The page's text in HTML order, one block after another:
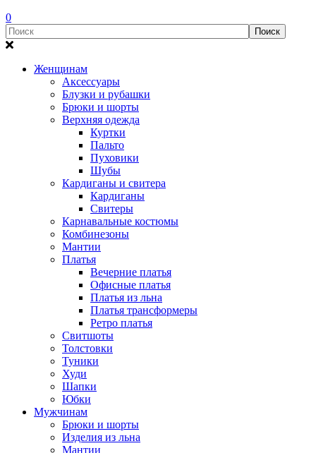
0
Женщинам
Аксессуары
Блузки и рубашки
Брюки и шорты
Верхняя одежда
Куртки
Пальто
Пуховики
Шубы
Кардиганы и свитера
Кардиганы
Свитеры
Карнавальные костюмы
Комбинезоны
Мантии
Платья
Вечерние платья
Офисные платья
Платья из льна
Платья трансформеры
Ретро платья
Свитшоты
Толстовки
Туники
Худи
Шапки
Юбки
Мужчинам
Брюки и шорты
Изделия из льна
Мантии